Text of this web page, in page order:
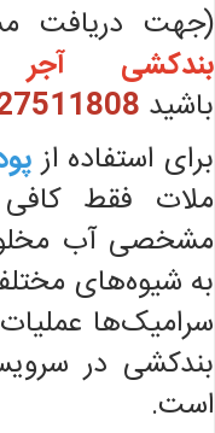
(جهت دریافت
بندکشی آجر
باشید
برای استفاده از
ملات فقط
مشخصی آب
به شیوه‌های
سرامیک‌ها عملیات
بندکشی در
است.